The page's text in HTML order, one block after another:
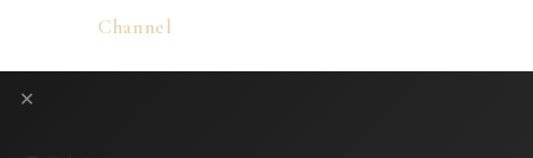
Channel
✕